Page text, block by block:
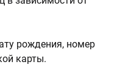
рождения, номер
карты.